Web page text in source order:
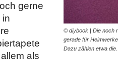
© diybook | Die noch
gerade für
Dazu zählen etwa
gerne
in
als